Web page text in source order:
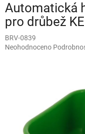
Automatická
pro drůbež
BRV-0839
Průměrné
Neohodnoceno